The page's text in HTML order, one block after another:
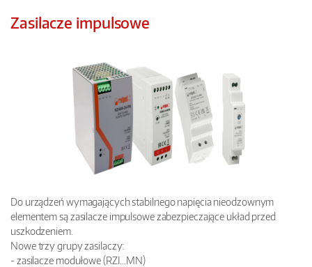
Zasilacze impulsowe
Do urządzeń wymagających stabilnego napięcia nieodzownym
elementem są zasilacze impulsowe zabezpieczające układ przed
uszkodzeniem.
Nowe trzy grupy zasilaczy:
- zasilacze modułowe (RZI...MN)